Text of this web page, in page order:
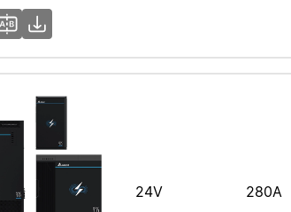
24V 280A